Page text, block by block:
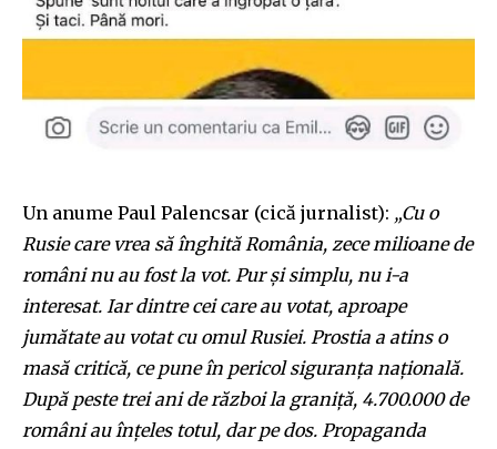
Un anume Paul Palencsar (cică jurnalist): „Cu o
Rusie care vrea să înghită România, zece milioane de
români nu au fost la vot. Pur și simplu, nu i-a
interesat. Iar dintre cei care au votat, aproape
jumătate au votat cu omul Rusiei. Prostia a atins o
masă critică, ce pune în pericol siguranța națională.
După peste trei ani de război la graniță, 4.700.000 de
români au înțeles totul, dar pe dos. Propaganda